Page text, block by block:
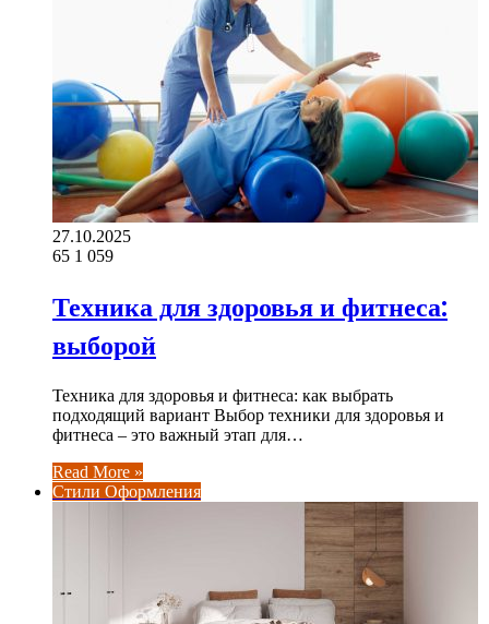
27.10.2025
65 1 059
Техника для здоровья и фитнеса:
выборой
Техника для здоровья и фитнеса: как выбрать
подходящий вариант Выбор техники для здоровья и
фитнеса – это важный этап для…
Read More »
Стили Оформления